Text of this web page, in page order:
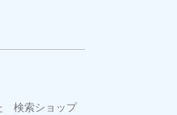
検索ショップ